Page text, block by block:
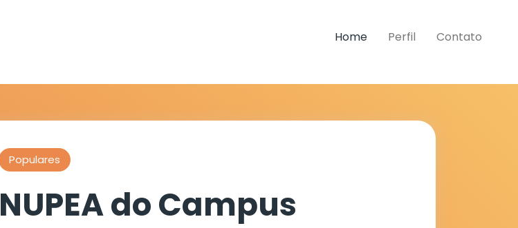
Home Perfil Contato
Populares
NUPEA do Campus